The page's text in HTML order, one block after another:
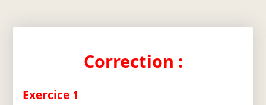
Correction :
Exercice 1